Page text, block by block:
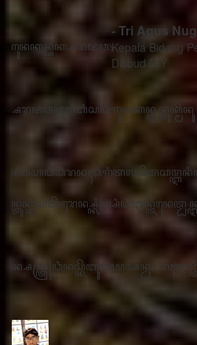
- Tri Agus Nugraha
Kepala Bidang Permuseuman,
Disbud DIY